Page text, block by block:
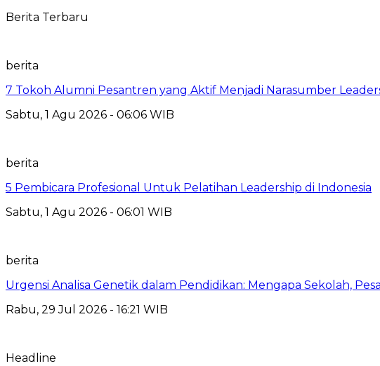
Berita Terbaru
berita
7 Tokoh Alumni Pesantren yang Aktif Menjadi Narasumber
Sabtu, 1 Agu 2026 - 06:06 WIB
berita
5 Pembicara Profesional Untuk Pelatihan Leadership di Indonesia
Sabtu, 1 Agu 2026 - 06:01 WIB
berita
Urgensi Analisa Genetik dalam Pendidikan: Mengapa Sekolah,
Rabu, 29 Jul 2026 - 16:21 WIB
Headline